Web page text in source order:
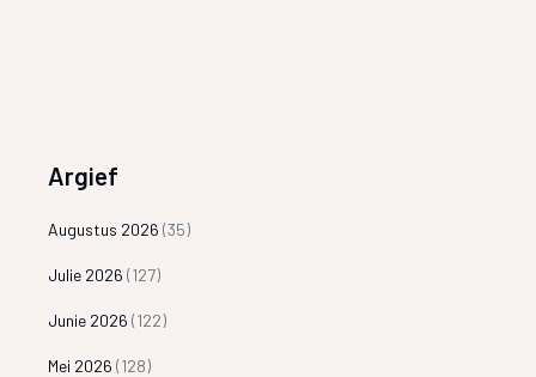
Argief
Augustus 2026 (35)
Julie 2026 (127)
Junie 2026 (122)
Mei 2026 (128)